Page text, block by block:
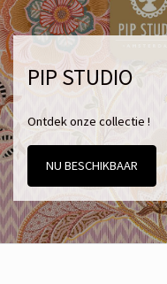
PIP STUDIO
Ontdek onze collectie !
NU BESCHIKBAAR